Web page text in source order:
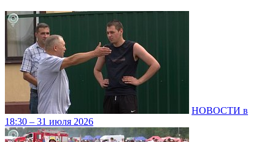
НОВОСТИ в
18:30 – 31 июля 2026